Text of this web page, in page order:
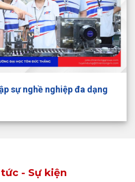
sự nghề nghiệp đa dạng
- Sự kiện